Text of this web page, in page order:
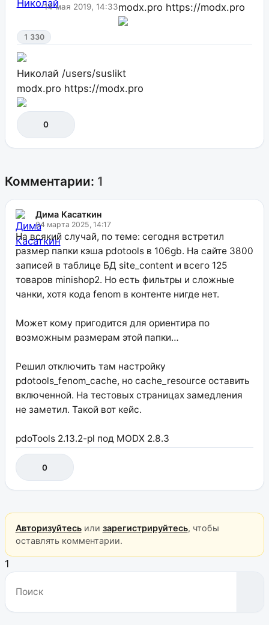
14 мая 2019, 14:33modx.pro https://modx.pro
1 330
Николай /users/suslikt
modx.pro https://modx.pro
0
Комментарии: 1
Дима Касаткин
04 марта 2025, 14:17
На всякий случай, по теме: сегодня встретил
размер папки кэша pdotools в 106gb. На сайте 3800
записей в таблице БД site_content и всего 125
товаров minishop2. Но есть фильтры и сложные
чанки, хотя кода fenom в контенте нигде нет.
Может кому пригодится для ориентира по
возможным размерам этой папки…
Решил отключить там настройку
pdotools_fenom_cache, но cache_resource оставить
включенной. На тестовых страницах замедления
не заметил. Такой вот кейс.
pdoTools 2.13.2-pl под MODX 2.8.3
0
Авторизуйтесьили зарегистрируйтесь, чтобы
оставлять комментарии.
1